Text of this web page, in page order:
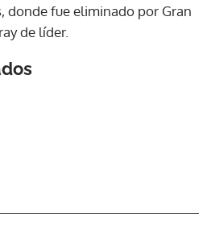
donde fue eliminado por Gran
de líder.